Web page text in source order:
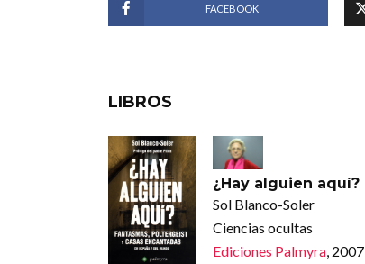
FACEBOOK
LIBROS
¿Hay alguien aquí?
Sol Blanco-Soler
Ciencias ocultas
Ediciones Palmyra, 2007